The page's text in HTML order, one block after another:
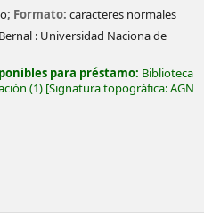
; Formato: caracteres normales
Bernal : Universidad Naciona de
para préstamo: Biblioteca
(1) Signatura topográfica:AGN